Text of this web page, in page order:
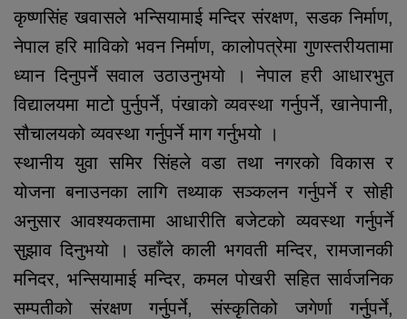
कृष्णसिंह खवासले भन्सियामाई मन्दिर संरक्षण, सडक निर्माण,
नेपाल हरि माविको भवन निर्माण, कालोपत्रेमा गुणस्तरीयतामा
ध्यान दिनुपर्ने सवाल उठाउनुभयो । नेपाल हरी आधारभुत
विद्यालयमा माटो पुर्नुपर्ने, पंखाको व्यवस्था गर्नुपर्ने, खानेपानी,
सौचालयको व्यवस्था गर्नुपर्ने माग गर्नुभयो ।
स्थानीय युवा समिर सिंहले वडा तथा नगरको विकास र
योजना बनाउनका लागि तथ्याक सञ्कलन गर्नुपर्ने र सोही
अनुसार आवश्यकतामा आधारीति बजेटको व्यवस्था गर्नुपर्ने
सुझाव दिनुभयो । उहाँले काली भगवती मन्दिर, रामजानकी
मनिदर, भन्सियामाई मन्दिर, कमल पोखरी सहित सार्वजनिक
सम्पतीको संरक्षण गर्नुपर्ने, संस्कृतिको जगेर्णा गर्नुपर्ने,